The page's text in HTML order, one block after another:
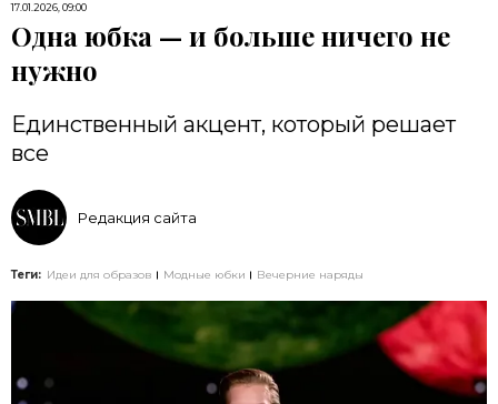
17.01.2026, 09:00
Одна юбка — и больше ничего не
нужно
Единственный акцент, который решает
все
Редакция сайта
Теги: Идеи для образов Модные юбки Вечерние наряды